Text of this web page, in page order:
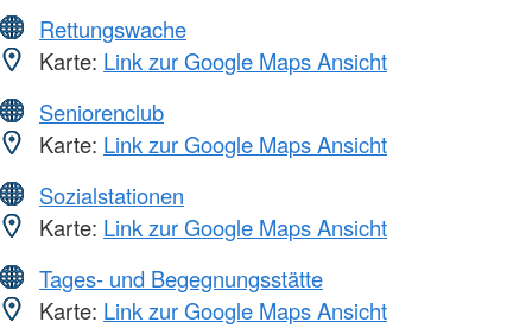
Rettungswache
Karte: Link zur Google Maps Ansicht
Seniorenclub
Karte: Link zur Google Maps Ansicht
Sozialstationen
Karte: Link zur Google Maps Ansicht
Tages- und Begegnungsstätte
Karte: Link zur Google Maps Ansicht